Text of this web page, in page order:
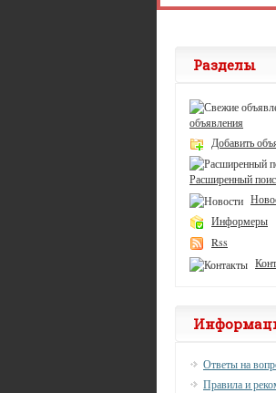
Разделы
объявления
Добавить
Расширенный
Информеры
Rss
Ответы на
Правила и